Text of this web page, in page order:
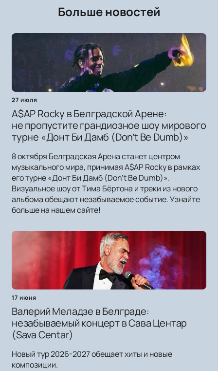
Больше новостей
27 июля
A$AP Rocky в Белградской Арене:
не пропустите грандиозное шоу мирового
турне «Донт Би Дамб (Don’t Be Dumb)»
8 октября Белградская Арена станет центром
музыкального мира, принимая A$AP Rocky в рамках
его турне «Донт Би Дамб (Don’t Be Dumb)».
Визуальное шоу от Тима Бёртона и треки из нового
альбома обещают незабываемое событие. Узнайте
больше на нашем сайте!
17 июня
Валерий Меладзе в Белграде:
незабываемый концерт в Сава Центар
(Sava Centar)
Новый тур 2026-2027 обещает хиты и новые
композиции.